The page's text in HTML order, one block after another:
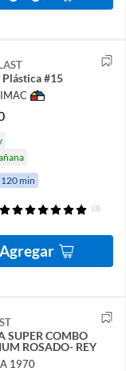
Plástica #15
min
(3)
Agregar
SUPER COMBO
ROSADO- REY
1970